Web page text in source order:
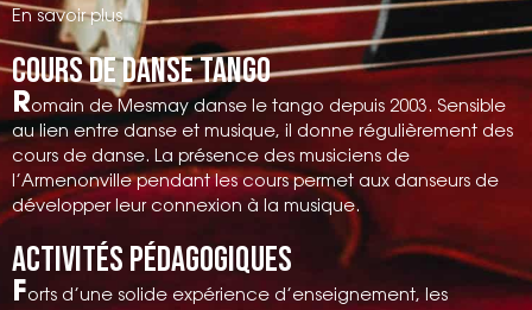
En savoir plus
Cours de danse Tango
Romain de Mesmay danse le tango depuis 2003. Sensible
au lien entre danse et musique, il donne régulièrement des
cours de danse. La présence des musiciens de
l’Armenonville pendant les cours permet aux danseurs de
développer leur connexion à la musique.
Activités pédagogiques
Forts d’une solide expérience d’enseignement, les